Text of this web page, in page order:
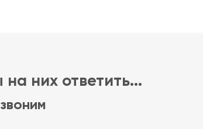
них ответить...